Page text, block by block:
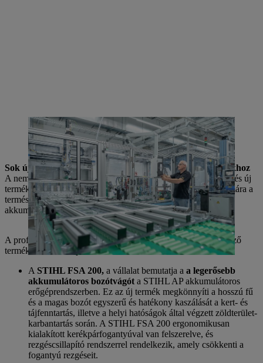
A STIHL folyamatosan bővíti akkumulátoros szakértelmét: 2025-től
az akkumulátoros elektromos szerszámok magját, az EC-motort
Waiblingenben fogják gyártani.
Sok új termék a professzionális és háztartási alkalmazásokhoz
A nemzetközi médianapon a STIHL számos olyan innovációt és új
terméket mutatott be, amelyek megkönnyítik az ügyfelek számára a
természetben és a természettel való munkát. Különösen az
akkumulátoros portfólió bővül jelentősen.
A professzionális használatra szánt termékek között a következő
termékek kerülnek piacra:
A STIHL FSA 200, a vállalat bemutatja a a legerősebb
akkumulátoros bozótvágót a STIHL AP akkumulátoros
erőgéprendszerben. Ez az új termék megkönnyíti a hosszú fű
és a magas bozót egyszerű és hatékony kaszálását a kert- és
tájfenntartás, illetve a helyi hatóságok által végzett zöldterület-
karbantartás során. A STIHL FSA 200 ergonomikusan
kialakított kerékpárfogantyúval van felszerelve, és
rezgéscsillapító rendszerrel rendelkezik, amely csökkenti a
fogantyú rezgéseit.